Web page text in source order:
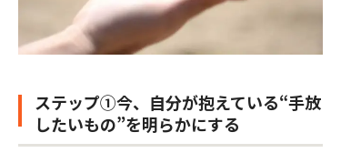
ステップ①今、自分が抱えている“手放
したいもの”を明らかにする